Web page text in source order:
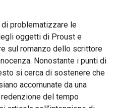
problematizzare le
oggetti di Proust e
sul romanzo dello scrittore
Nonostante i punti di
si cerca di sostenere che
accomunate da una
del tempo